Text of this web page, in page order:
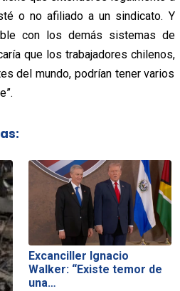
o no afiliado a un sindicato. Y
con los demás sistemas de
que los trabajadores chilenos,
del mundo, podrían tener varios
Excanciller Ignacio
Walker: “Existe temor de
una…